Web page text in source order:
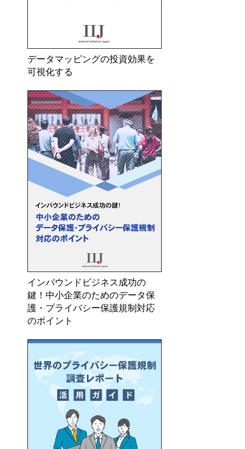
各国のAI関連法令・ガイドライ
ン・ガイダンス等の公表状況
WhatsAppらのプ
データマッピングの投資効果を
可視化する
インバウンドビジネス成功の
鍵！中小企業のためのデータ保
護・プライバシー保護規制対応
のポイント